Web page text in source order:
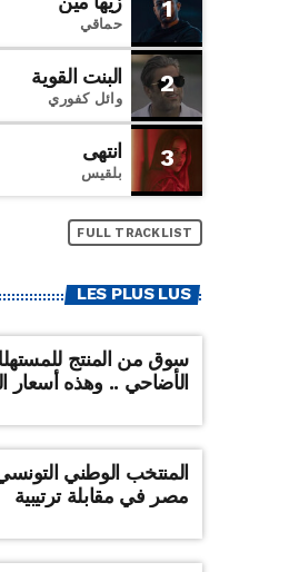
1
حماقي
2 البنت القوية
وائل كفوري
3 انتهى
بلقيس
FULL TRACKLIST
LES PLUS LUS
سوق من المنتج
الأضاحي .. وهذه أسعار
المنتخب الوطني
مصر في مقابلة ترتيبية